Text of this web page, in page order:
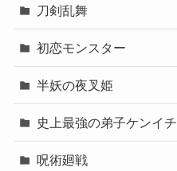
刀剣乱舞
初恋モンスター
半妖の夜叉姫
史上最強の弟子ケンイチ
呪術廻戦